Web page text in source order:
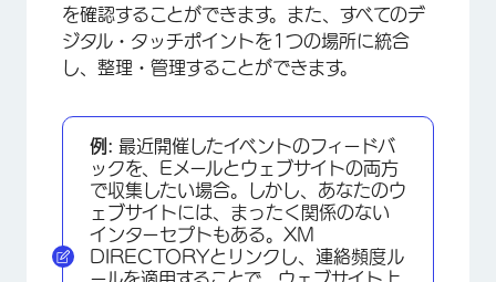
を確認することができます。また、すべてのデ
ジタル・タッチポイントを1つの場所に統合
し、整理・管理することができます。
例: 最近開催したイベントのフィードバ
ックを、Eメールとウェブサイトの両方
で収集したい場合。しかし、あなたのウ
ェブサイトには、まったく関係のない
インターセプトもある。XM
DIRECTORYとリンクし、連絡頻度ル